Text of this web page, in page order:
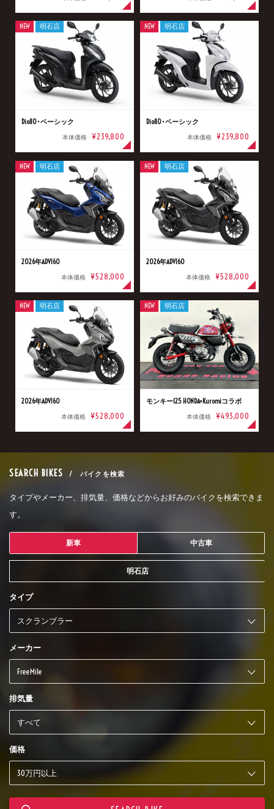
Dio110･ベーシック
本体価格 ¥239,800
NEW 明石店
Dio110･ベーシック
本体価格 ¥239,800
NEW 明石店
2026年ADV160
本体価格 ¥528,000
NEW 明石店
2026年ADV160
本体価格 ¥528,000
NEW 明石店
2026年ADV160
本体価格 ¥528,000
NEW 明石店
モンキー125 HONDA×Kuromiコラボ
本体価格 ¥493,000
NEW 明石店
SEARCH BIKES / バイクを検索
タイプやメーカー、排気量、価格などからお好みのバイクを検索できま
す。
新車 中古車
明石店
タイプ
メーカー
排気量
価格